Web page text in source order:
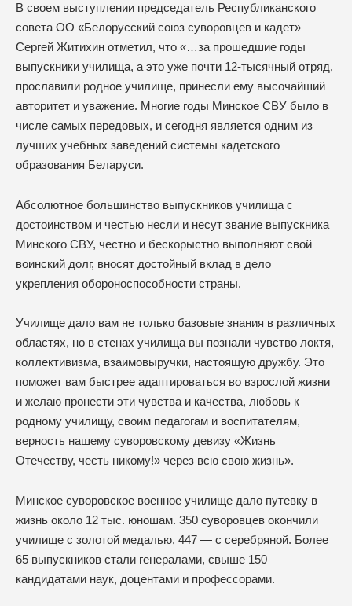
В своем выступлении председатель Республиканского
совета ОО «Белорусский союз суворовцев и кадет»
Сергей Житихин отметил, что «…за прошедшие годы
выпускники училища, а это уже почти 12-тысячный отряд,
прославили родное училище, принесли ему высочайший
авторитет и уважение. Многие годы Минское СВУ было в
числе самых передовых, и сегодня является одним из
лучших учебных заведений системы кадетского
образования Беларуси.
Абсолютное большинство выпускников училища с
достоинством и честью несли и несут звание выпускника
Минского СВУ, честно и бескорыстно выполняют свой
воинский долг, вносят достойный вклад в дело
укрепления обороноспособности страны.
Училище дало вам не только базовые знания в различных
областях, но в стенах училища вы познали чувство локтя,
коллективизма, взаимовыручки, настоящую дружбу. Это
поможет вам быстрее адаптироваться во взрослой жизни
и желаю пронести эти чувства и качества, любовь к
родному училищу, своим педагогам и воспитателям,
верность нашему суворовскому девизу «Жизнь
Отечеству, честь никому!» через всю свою жизнь».
Минское суворовское военное училище дало путевку в
жизнь около 12 тыс. юношам. 350 суворовцев окончили
училище с золотой медалью, 447 — с серебряной. Более
65 выпускников стали генералами, свыше 150 —
кандидатами наук, доцентами и профессорами.